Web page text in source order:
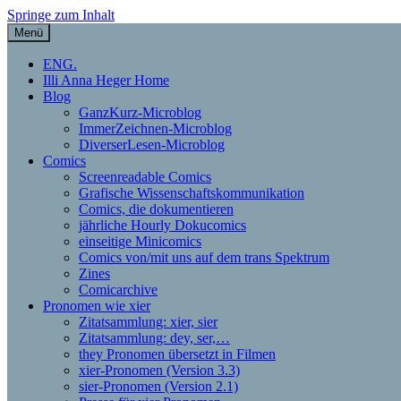
Springe zum Inhalt
Illi Anna Heger – Grafische
Menü
ENG.
Illi Anna Heger Home
Blog
GanzKurz-Microblog
ImmerZeichnen-Microblog
DiverserLesen-Microblog
Comics
Screenreadable Comics
Grafische Wissenschaftskommunikation
Comics, die dokumentieren
jährliche Hourly Dokucomics
einseitige Minicomics
Comics von/mit uns auf dem trans Spektrum
Zines
Comicarchive
Pronomen wie xier
Zitatsammlung: xier, sier
Zitatsammlung: dey, ser,…
they Pronomen übersetzt in Filmen
xier-Pronomen (Version 3.3)
sier-Pronomen (Version 2.1)